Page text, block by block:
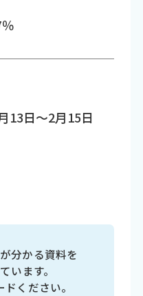
13日～2月15日
分かる資料を
います。
ください。